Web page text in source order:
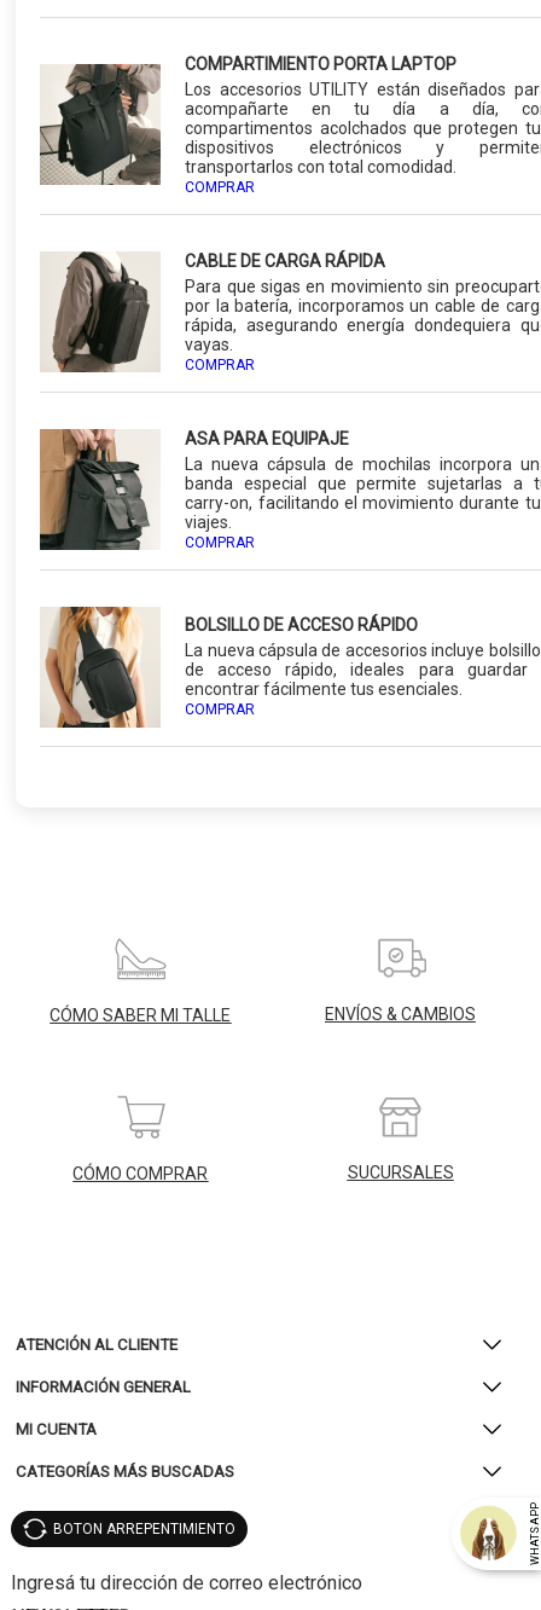
COMPARTIMIENTO PORTA LAPTOP
Los accesorios UTILITY están diseñados
acompañarte en tu día a día,
compartimentos acolchados que protegen
dispositivos electrónicos y
transportarlos con total comodidad.
COMPRAR
CABLE DE CARGA RÁPIDA
Para que sigas en movimiento sin
por la batería, incorporamos un cable de
rápida, asegurando energía dondequiera
vayas.
COMPRAR
ASA PARA EQUIPAJE
La nueva cápsula de mochilas incorpora
banda especial que permite sujetarlas a
carry-on, facilitando el movimiento durante
viajes.
COMPRAR
BOLSILLO DE ACCESO RÁPIDO
La nueva cápsula de accesorios incluye
de acceso rápido, ideales para guardar
encontrar fácilmente tus esenciales.
COMPRAR
CÓMO SABER MI TALLE ENVÍOS & CAMBIOS
CÓMO COMPRAR SUCURSALES
ATENCIÓN AL CLIENTE
INFORMACIÓN GENERAL
MI CUENTA
CATEGORÍAS MÁS BUSCADAS
WHATSAPP
BOTON ARREPENTIMIENTO